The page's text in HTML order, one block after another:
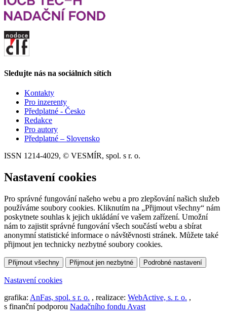
Sledujte nás na sociálních sítích
Kontakty
Pro inzerenty
Předplatné - Česko
Redakce
Pro autory
Předplatné – Slovensko
ISSN 1214-4029, © VESMÍR, spol. s r. o.
Nastavení cookies
Pro správné fungování našeho webu a pro zlepšování našich služeb
používáme soubory cookies. Kliknutím na „Přijmout všechny“ nám
poskytnete souhlas k jejich ukládání ve vašem zařízení. Umožní
nám to zajistit správné fungování všech součástí webu a sbírat
anonymní statistické informace o návštěvnosti stránek. Můžete také
přijmout jen technicky nezbytné soubory cookies.
Přijmout všechny Přijmout jen nezbytné Podrobné nastavení
Nastavení cookies
grafika: AnFas, spol. s r. o. , realizace: WebActive, s. r. o. ,
s finanční podporou Nadačního fondu Avast